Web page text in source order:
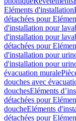
Eléments d'installation
détachées pour
d'installation pour
d'installation pour
détachées pour
d'installation pour
d'installation pour
évacuation murale
douches avec
douchesEléments
détachées pour
doucheEléments
détachées pour